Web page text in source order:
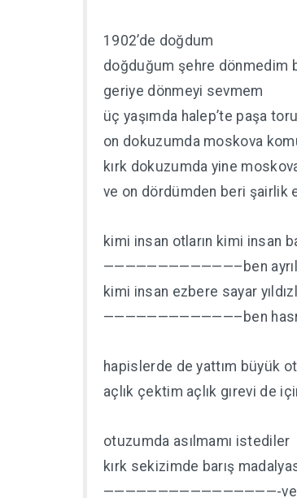
1902’de doğdum
doğduğum şehre dönmedim
geriye dönmeyi sevmem
üç yaşımda halep’te paşa
on dokuzumda moskova
kırk dokuzumda yine
ve on dördümden beri şairlik
kimi insan otların kimi insan
————————————–ben
kimi insan ezbere sayar
————————————–ben
hapislerde de yattım büyük
açlık çektim açlık gırevi de
otuzumda asılmamı istediler
kırk sekizimde barış
————————————————-